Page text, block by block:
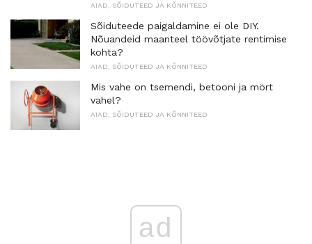
AIAD, SÕIDUTEED JA KÕNNITEED
Sõiduteede paigaldamine ei ole DIY.
Nõuandeid maanteel töövõtjate rentimise
kohta?
AIAD, SÕIDUTEED JA KÕNNITEED
Mis vahe on tsemendi, betooni ja mört
vahel?
AIAD, SÕIDUTEED JA KÕNNITEED
ad